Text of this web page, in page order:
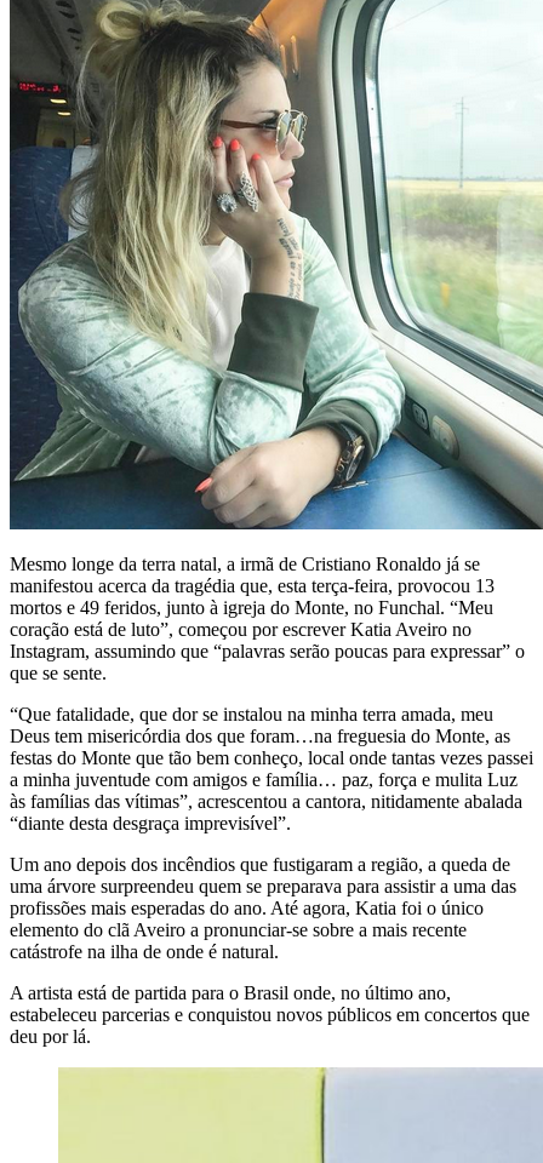
Mesmo longe da terra natal, a irmã de Cristiano Ronaldo já se
manifestou acerca da tragédia que, esta terça-feira, provocou 13
mortos e 49 feridos, junto à igreja do Monte, no Funchal. “Meu
coração está de luto”, começou por escrever Katia Aveiro no
Instagram, assumindo que “palavras serão poucas para expressar” o
que se sente.
“Que fatalidade, que dor se instalou na minha terra amada, meu
Deus tem misericórdia dos que foram…na freguesia do Monte, as
festas do Monte que tão bem conheço, local onde tantas vezes passei
a minha juventude com amigos e família… paz, força e mulita Luz
às famílias das vítimas”, acrescentou a cantora, nitidamente abalada
“diante desta desgraça imprevisível”.
Um ano depois dos incêndios que fustigaram a região, a queda de
uma árvore surpreendeu quem se preparava para assistir a uma das
profissões mais esperadas do ano. Até agora, Katia foi o único
elemento do clã Aveiro a pronunciar-se sobre a mais recente
catástrofe na ilha de onde é natural.
A artista está de partida para o Brasil onde, no último ano,
estabeleceu parcerias e conquistou novos públicos em concertos que
deu por lá.